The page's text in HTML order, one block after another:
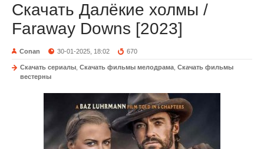
Скачать Далёкие холмы /
Faraway Downs [2023]
Conan 30-01-2025, 18:02 670
Скачать сериалы Скачать фильмы мелодрама Скачать фильмы
вестерны